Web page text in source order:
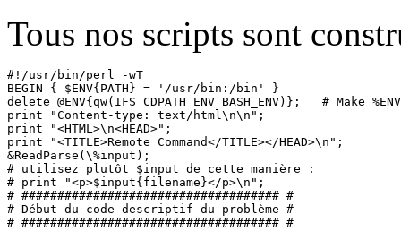
Tous nos scripts sont
#!/usr/bin/perl -wT
BEGIN { $ENV{PATH} = '/usr/bin:/bin' }
delete @ENV{qw(IFS CDPATH ENV BASH_ENV)};   # Make
print "Content-type: text/html\n\n";
print "<HTML>\n<HEAD>";
print "<TITLE>Remote Command</TITLE></HEAD>\n";
&ReadParse(\%input);
# utilisez plutôt $input de cette manière :
# print "<p>$input{filename}</p>\n";
# #################################### #
# Début du code descriptif du problème #
# #################################### #